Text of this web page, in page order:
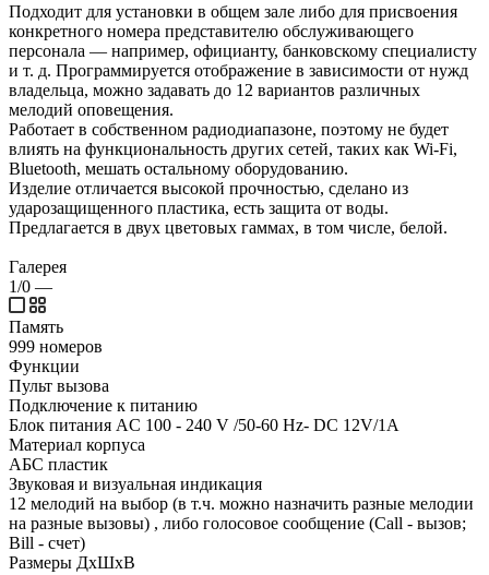
Подходит для установки в общем зале либо для присвоения
конкретного номера представителю обслуживающего
персонала — например, официанту, банковскому специалисту
и т. д. Программируется отображение в зависимости от нужд
владельца, можно задавать до 12 вариантов различных
мелодий оповещения.
Работает в собственном радиодиапазоне, поэтому не будет
влиять на функциональность других сетей, таких как Wi-Fi,
Bluetooth, мешать остальному оборудованию.
Изделие отличается высокой прочностью, сделано из
ударозащищенного пластика, есть защита от воды.
Предлагается в двух цветовых гаммах, в том числе, белой.
Галерея
1/0 —
Память
999 номеров
Функции
Пульт вызова
Подключение к питанию
Блок питания AC 100 - 240 V /50-60 Hz- DC 12V/1A
Материал корпуса
АБС пластик
Звуковая и визуальная индикация
12 мелодий на выбор (в т.ч. можно назначить разные мелодии
на разные вызовы) , либо голосовое сообщение (Call - вызов;
Bill - счет)
Размеры ДхШхВ